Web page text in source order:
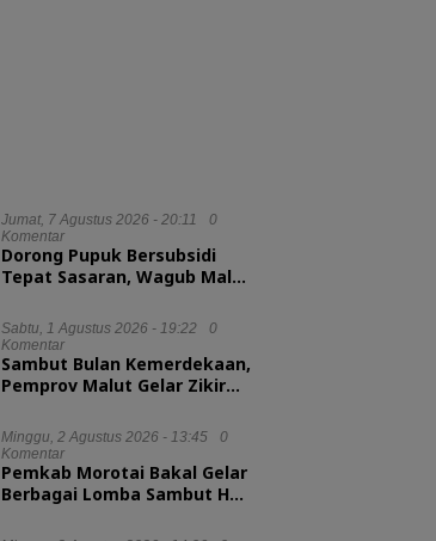
Jumat, 7 Agustus 2026 - 20:11
0
Komentar
Dorong Pupuk Bersubsidi
Tepat Sasaran, Wagub Malut
Digitalisasi
Sabtu, 1 Agustus 2026 - 19:22
0
Komentar
Sambut Bulan Kemerdekaan,
Pemprov Malut Gelar Zikir
Minggu, 2 Agustus 2026 - 13:45
0
Komentar
Pemkab Morotai Bakal Gelar
Berbagai Lomba Sambut HUT